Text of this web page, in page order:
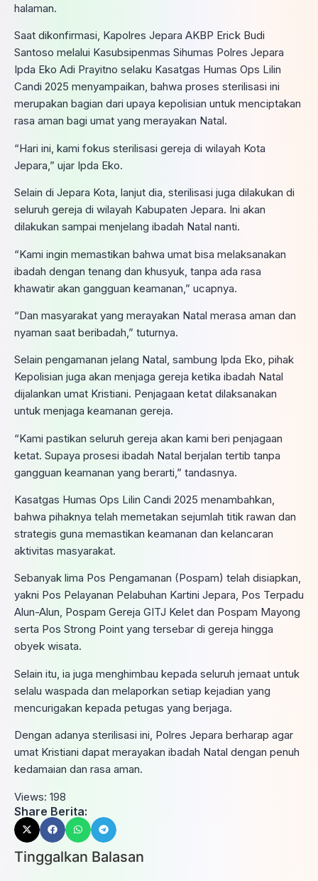
halaman.
Saat dikonfirmasi, Kapolres Jepara AKBP Erick Budi
Santoso melalui Kasubsipenmas Sihumas Polres Jepara
Ipda Eko Adi Prayitno selaku Kasatgas Humas Ops Lilin
Candi 2025 menyampaikan, bahwa proses sterilisasi ini
merupakan bagian dari upaya kepolisian untuk menciptakan
rasa aman bagi umat yang merayakan Natal.
“Hari ini, kami fokus sterilisasi gereja di wilayah Kota
Jepara,” ujar Ipda Eko.
Selain di Jepara Kota, lanjut dia, sterilisasi juga dilakukan di
seluruh gereja di wilayah Kabupaten Jepara. Ini akan
dilakukan sampai menjelang ibadah Natal nanti.
“Kami ingin memastikan bahwa umat bisa melaksanakan
ibadah dengan tenang dan khusyuk, tanpa ada rasa
khawatir akan gangguan keamanan,” ucapnya.
“Dan masyarakat yang merayakan Natal merasa aman dan
nyaman saat beribadah,” tuturnya.
Selain pengamanan jelang Natal, sambung Ipda Eko, pihak
Kepolisian juga akan menjaga gereja ketika ibadah Natal
dijalankan umat Kristiani. Penjagaan ketat dilaksanakan
untuk menjaga keamanan gereja.
“Kami pastikan seluruh gereja akan kami beri penjagaan
ketat. Supaya prosesi ibadah Natal berjalan tertib tanpa
gangguan keamanan yang berarti,” tandasnya.
Kasatgas Humas Ops Lilin Candi 2025 menambahkan,
bahwa pihaknya telah memetakan sejumlah titik rawan dan
strategis guna memastikan keamanan dan kelancaran
aktivitas masyarakat.
Sebanyak lima Pos Pengamanan (Pospam) telah disiapkan,
yakni Pos Pelayanan Pelabuhan Kartini Jepara, Pos Terpadu
Alun-Alun, Pospam Gereja GITJ Kelet dan Pospam Mayong
serta Pos Strong Point yang tersebar di gereja hingga
obyek wisata.
Selain itu, ia juga menghimbau kepada seluruh jemaat untuk
selalu waspada dan melaporkan setiap kejadian yang
mencurigakan kepada petugas yang berjaga.
Dengan adanya sterilisasi ini, Polres Jepara berharap agar
umat Kristiani dapat merayakan ibadah Natal dengan penuh
kedamaian dan rasa aman.
Views: 198
Share Berita:
Tinggalkan Balasan